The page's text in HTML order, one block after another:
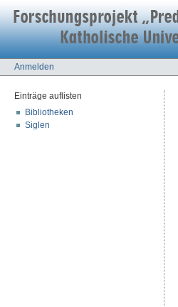
Anmelden
Einträge auflisten
Bibliotheken
Siglen